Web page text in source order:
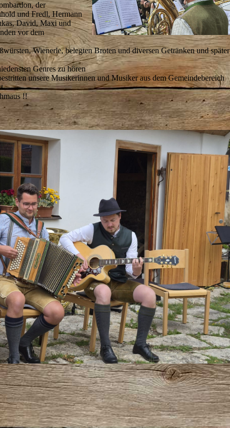
der
und Fredl, Hermann
David, Maxi und
vor dem
Wienerle, belegten Broten und diversen Getränken und später
Genres zu hören
unsere Musikerinnen und Musiker aus dem Gemeindebereich
!!